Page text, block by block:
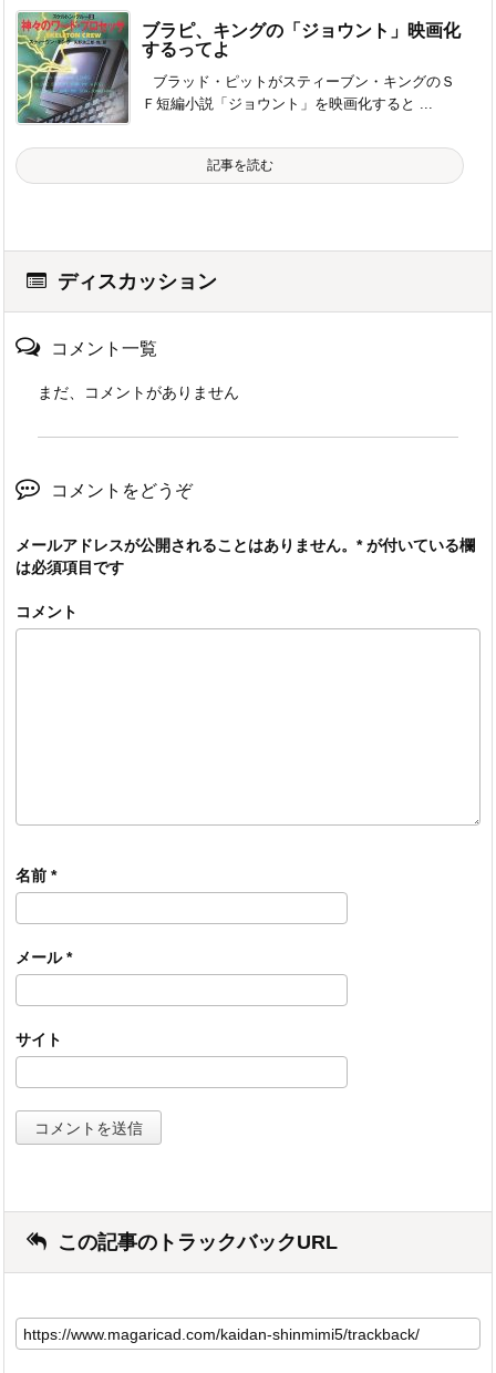
ブラピ、キングの「ジョウント」映画化
するってよ
ブラッド・ピットがスティーブン・キングのＳ
Ｆ短編小説「ジョウント」を映画化すると ...
記事を読む
ディスカッション
コメント一覧
まだ、コメントがありません
コメントをどうぞ
メールアドレスが公開されることはありません。 *が付いている欄
は必須項目です
コメント
名前 *
メール*
サイト
この記事のトラックバックURL